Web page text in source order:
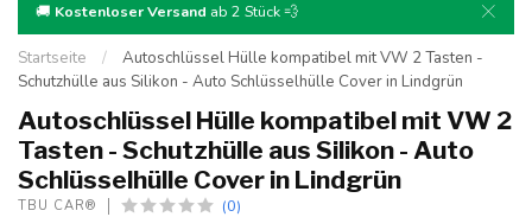
🚚 Kostenloser Versand ab 2 Stück 💨
Startseite /
Autoschlüssel Hülle kompatibel mit VW 2 Tasten -
Schutzhülle aus Silikon - Auto Schlüsselhülle Cover in Lindgrün
Autoschlüssel Hülle kompatibel mit VW 2
Tasten - Schutzhülle aus Silikon - Auto
Schlüsselhülle Cover in Lindgrün
TBU CAR® (0)